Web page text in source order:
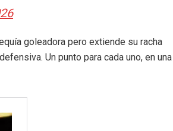
goleadora pero extiende su racha
Un punto para cada uno, en una